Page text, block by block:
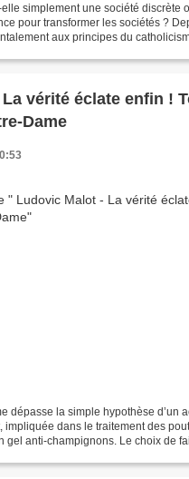
simplement une société discrète
pour transformer les sociétés ?
aux principes du
vérité éclate enfin !
Dame
dépasse la simple hypothèse d’un
impliquée dans le traitement des
gel anti-champignons. Le choix de